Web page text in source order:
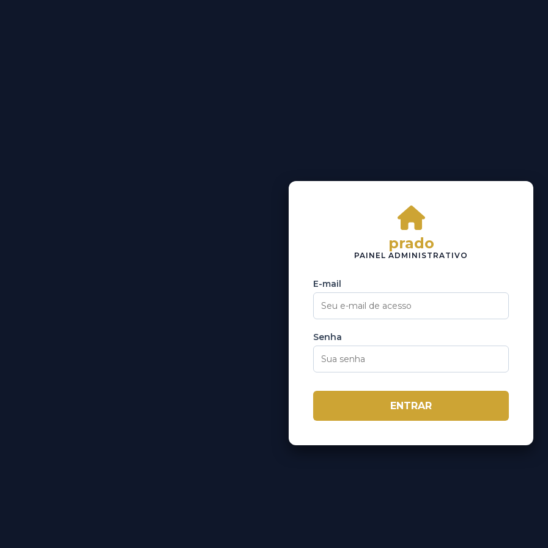
prado
PAINEL ADMINISTRATIVO
E-mail
Senha
ENTRAR